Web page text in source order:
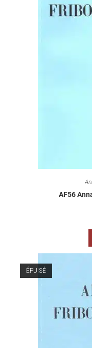
AF56
ÉPUISÉ